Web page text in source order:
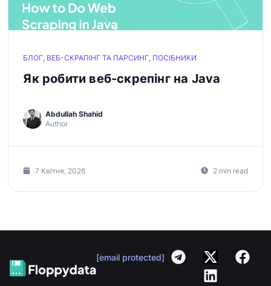
БЛОГ, ВЕБ-СКРАПІНГ ТА ПАРСИНГ, ПОСІБНИКИ
Як робити веб-скрепінг на Java
Author
Abdullah Shahid
7 Квітня, 2026 2 min read
[email protected]